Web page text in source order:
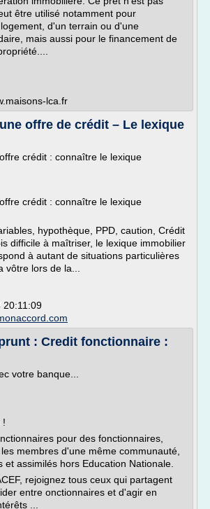
être utilisé notamment pour
d'un terrain ou d'une
mais aussi pour le financement de
lca.fr
offre de crédit – Le lexique
crédit : connaître le lexique
crédit : connaître le lexique
hypothèque, PPD, caution, Crédit
difficile à maîtriser, le lexique immobilier
à autant de situations particulières
lors de la...
20:11:09
: Credit fonctionnaire :
votre banque...
!
pour des fonctionnaires,
membres d'une même communauté,
et assimilés hors Education Nationale.
rejoignez tous ceux qui partagent
entre onctionnaires et d'agir en
...